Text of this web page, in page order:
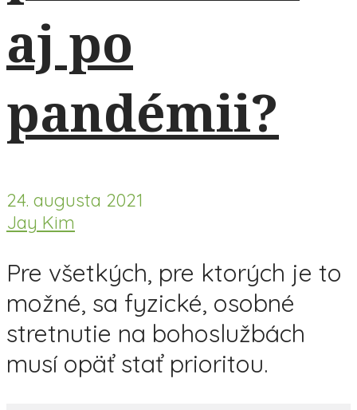
aj po
pandémii?
24. augusta 2021
Jay Kim
Pre všetkých, pre ktorých je to
možné, sa fyzické, osobné
stretnutie na bohoslužbách
musí opäť stať prioritou.